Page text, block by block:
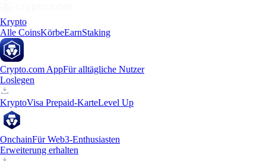
Krypto
Alle CoinsKörbeEarnStaking
Crypto.com AppFür alltägliche Nutzer
Loslegen
KryptoVisa Prepaid-KarteLevel Up
OnchainFür Web3-Enthusiasten
Erweiterung erhalten